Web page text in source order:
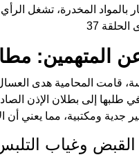
بالمواد المخدرة، تشغل
37
المتهمين:
قامت المحامية هدى
طلبها إلى بطلان الإذن
غير جدية ومكتبية، مما يعني
القبض وغياب